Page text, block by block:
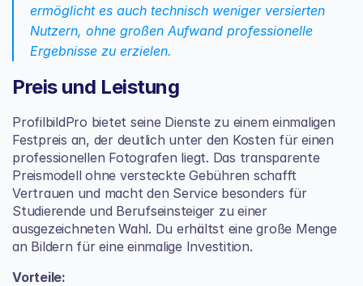
ermöglicht es auch technisch weniger versierten
Nutzern, ohne großen Aufwand professionelle
Ergebnisse zu erzielen.
Preis und Leistung
ProfilbildPro bietet seine Dienste zu einem einmaligen
Festpreis an, der deutlich unter den Kosten für einen
professionellen Fotografen liegt. Das transparente
Preismodell ohne versteckte Gebühren schafft
Vertrauen und macht den Service besonders für
Studierende und Berufseinsteiger zu einer
ausgezeichneten Wahl. Du erhältst eine große Menge
an Bildern für eine einmalige Investition.
Vorteile: